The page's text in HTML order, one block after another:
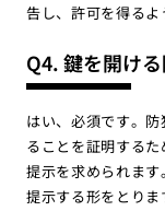
告し、許可を得るよ
Q4. 鍵を開け
はい、必須です。
ることを証明する
提示を求められま
提示する形をとりま